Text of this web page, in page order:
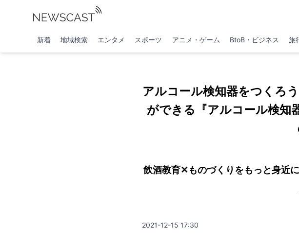
新着 地域検索 エンタメ スポーツ アニメ・ゲーム BtoB・ビジネス 旅
アルコール検知器をつくろ
ができる『アルコール検知
飲酒教育✕ものづくりをもっと身近
2021-12-15 17:30